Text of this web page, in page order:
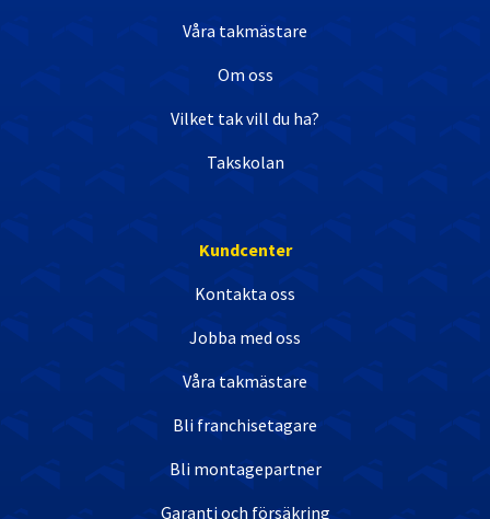
Våra takmästare
Om oss
Vilket tak vill du ha?
Takskolan
Kundcenter
Kontakta oss
Jobba med oss
Våra takmästare
Bli franchisetagare
Bli montagepartner
Garanti och försäkring